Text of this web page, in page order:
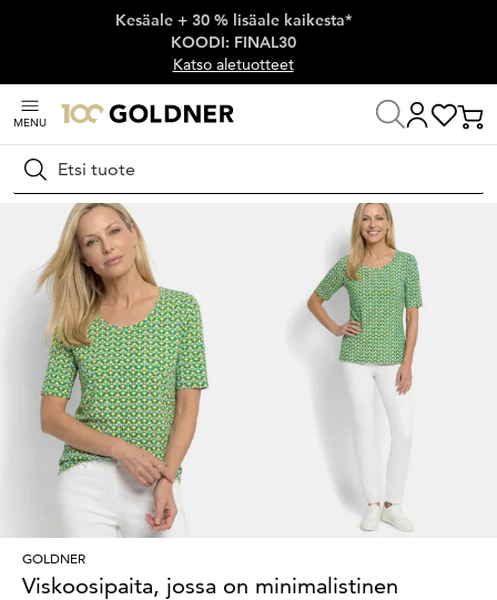
Ohita siirtymä, siirry pääsisältöön
Kesäale + 30 % lisäale kaikesta*
KOODI: FINAL30
Katso aletuotteet
MENU
Hae
Koti Naisten muoti
GOLDNER
Viskoosipaita, jossa on minimalistinen